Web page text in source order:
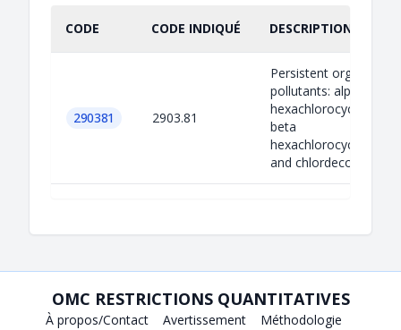
CODE CODE INDIQUÉ DESCRIPTION
290381 2903.81
Persistent organic
pollutants: alpha
beta
and chlordeco...
OMC RESTRICTIONS QUANTITATIVES
À propos/Contact Avertissement Méthodologie